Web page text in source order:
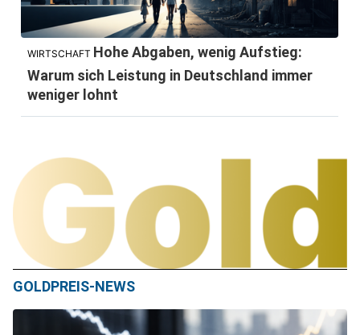
WIRTSCHAFT Hohe Abgaben, wenig Aufstieg:
Warum sich Leistung in Deutschland immer
weniger lohnt
GOLDPREIS-NEWS